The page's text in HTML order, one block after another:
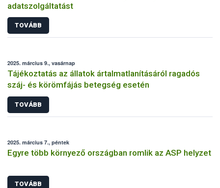
adatszolgáltatást
TOVÁBB
2025. március 9., vasárnap
Tájékoztatás az állatok ártalmatlanításáról ragadós
száj- és körömfájás betegség esetén
TOVÁBB
2025. március 7., péntek
Egyre több környező országban romlik az ASP helyzet
TOVÁBB